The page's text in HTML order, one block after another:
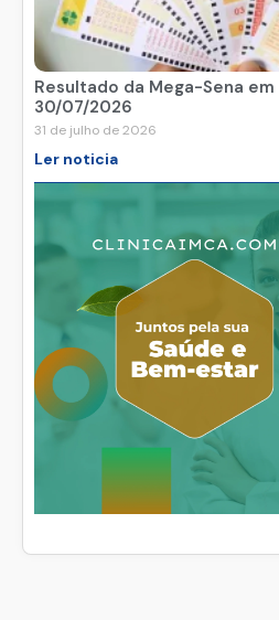
Resultado da Mega-Sena
30/07/2026
31 de julho de 2026
Ler noticia